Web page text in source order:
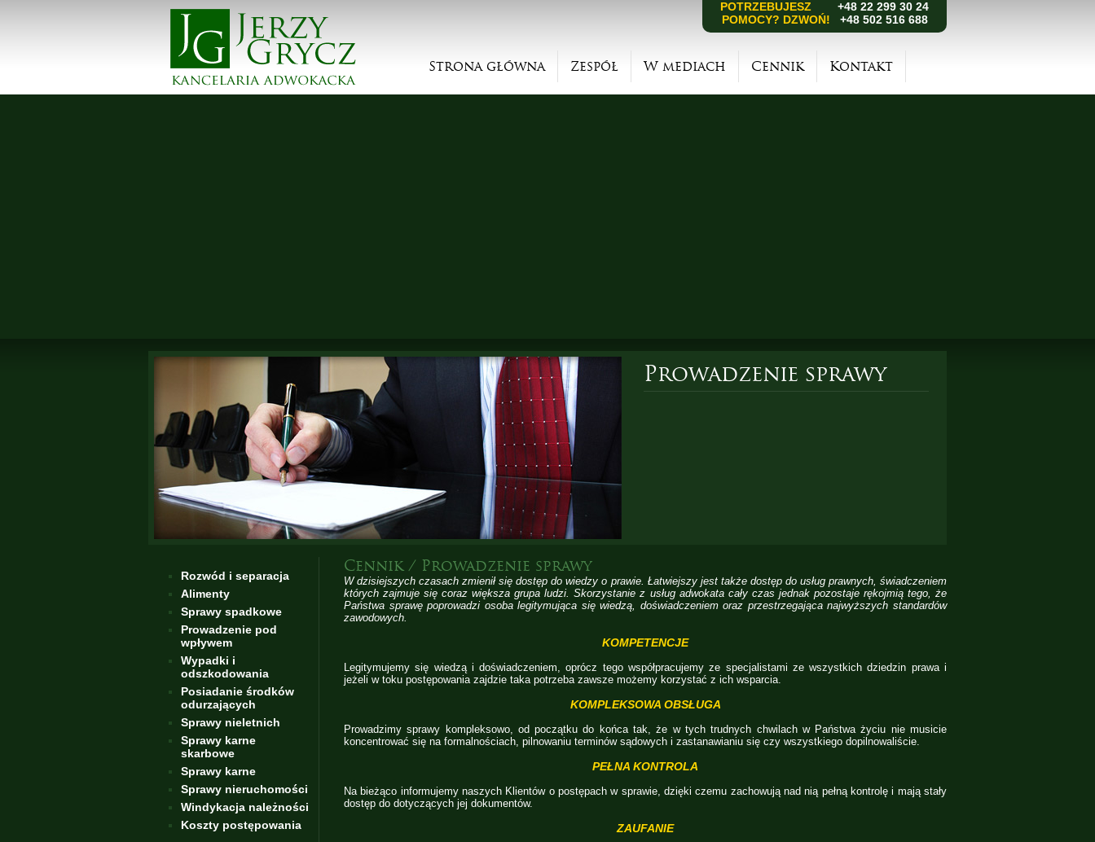
POTRZEBUJESZ +48 22 299 30 24
POMOCY? DZWOŃ! +48 502 516 688
Strona główna Zespół W mediach Cennik Kontakt
Prowadzenie sprawy
Rozwód i separacja
Alimenty
Sprawy spadkowe
Prowadzenie pod
wpływem
Wypadki i
odszkodowania
Posiadanie środków
odurzających
Sprawy nieletnich
Sprawy karne
skarbowe
Sprawy karne
Sprawy nieruchomości
Windykacja należności
Koszty postępowania
Cennik / Prowadzenie sprawy
W dzisiejszych czasach zmienił się dostęp do wiedzy o prawie. Łatwiejszy jest także dostęp do usług prawnych, świadczeniem
których zajmuje się coraz większa grupa ludzi. Skorzystanie z usług adwokata cały czas jednak pozostaje rękojmią tego, że
Państwa sprawę poprowadzi osoba legitymująca się wiedzą, doświadczeniem oraz przestrzegająca najwyższych standardów
zawodowych.
KOMPETENCJE
Legitymujemy się wiedzą i doświadczeniem, oprócz tego współpracujemy ze specjalistami ze wszystkich dziedzin prawa i
jeżeli w toku postępowania zajdzie taka potrzeba zawsze możemy korzystać z ich wsparcia.
KOMPLEKSOWA OBSŁUGA
Prowadzimy sprawy kompleksowo, od początku do końca tak, że w tych trudnych chwilach w Państwa życiu nie musicie
koncentrować się na formalnościach, pilnowaniu terminów sądowych i zastanawianiu się czy wszystkiego dopilnowaliście.
PEŁNA KONTROLA
Na bieżąco informujemy naszych Klientów o postępach w sprawie, dzięki czemu zachowują nad nią pełną kontrolę i mają stały
dostęp do dotyczących jej dokumentów.
ZAUFANIE